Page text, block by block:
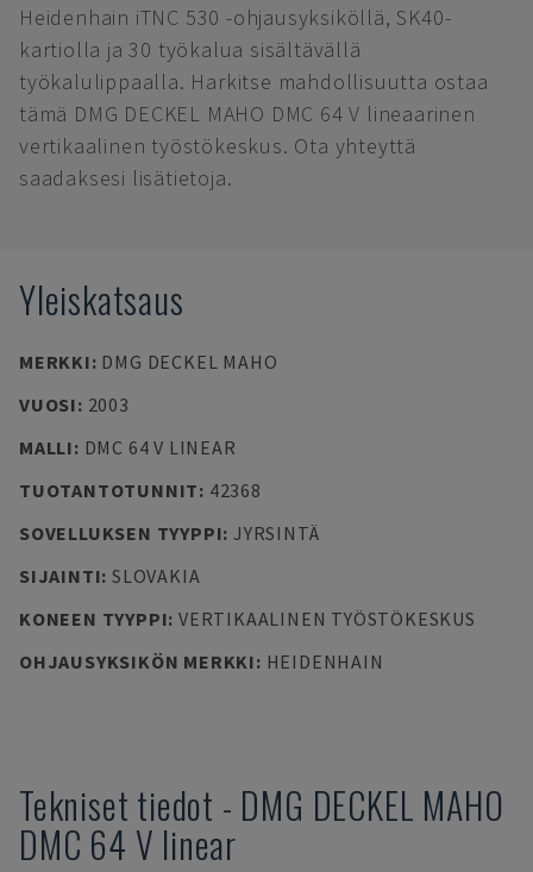
Heidenhain iTNC 530 -ohjausyksiköllä, SK40-
kartiolla ja 30 työkalua sisältävällä
työkalulippaalla. Harkitse mahdollisuutta ostaa
tämä DMG DECKEL MAHO DMC 64 V lineaarinen
vertikaalinen työstökeskus. Ota yhteyttä
saadaksesi lisätietoja.
Yleiskatsaus
MERKKI: DMG DECKEL MAHO
VUOSI: 2003
MALLI: DMC 64 V LINEAR
TUOTANTOTUNNIT: 42368
SOVELLUKSEN TYYPPI: JYRSINTÄ
SIJAINTI: SLOVAKIA
KONEEN TYYPPI: VERTIKAALINEN TYÖSTÖKESKUS
OHJAUSYKSIKÖN MERKKI: HEIDENHAIN
Tekniset tiedot - DMG DECKEL MAHO
DMC 64 V linear